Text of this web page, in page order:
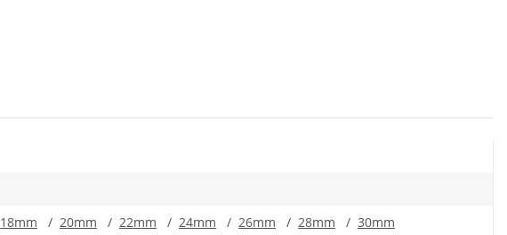
18mm / 20mm / 22mm / 24mm / 26mm / 28mm / 30mm